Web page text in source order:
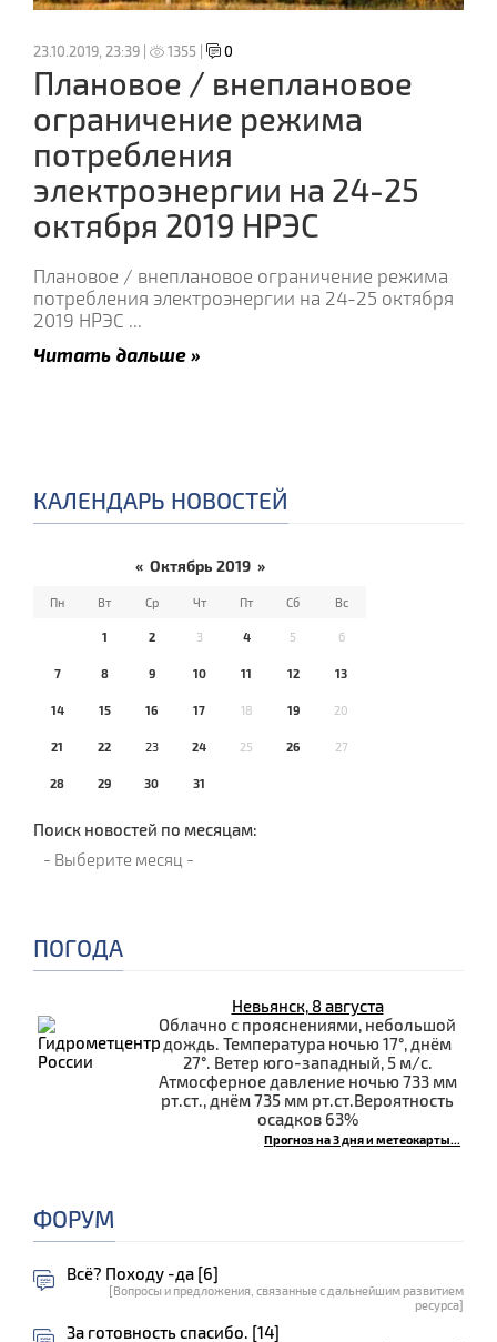
23.10.2019, 23:39 | 1355 | 0
Плановое / внеплановое
ограничение режима
потребления
электроэнергии на 24-25
октября 2019 НРЭС
Плановое / внеплановое ограничение режима
потребления электроэнергии на 24-25 октября
2019 НРЭС ...
Читать дальше »
КАЛЕНДАРЬ НОВОСТЕЙ
« Октябрь 2019 »
Пн Вт Ср Чт Пт Сб Вс
1 2 3 4 5 6
7 8 9 10 11 12 13
14 15 16 17 18 19 20
21 22 23 24 25 26 27
28 29 30 31
Поиск новостей по месяцам:
ПОГОДА
Невьянск, 8 августа
Облачно с прояснениями, небольшой
дождь. Температура ночью 17°, днём
27°. Ветер юго-западный, 5 м/с.
Атмосферное давление ночью 733 мм
рт.ст., днём 735 мм рт.ст.Вероятность
осадков 63%
Прогноз на 3 дня и метеокарты...
ФОРУМ
Всё? Походу -да [6]
[Вопросы и предложения, связанные с дальнейшим развитием
ресурса]
За готовность спасибо. [14]